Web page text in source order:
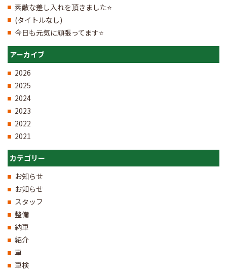
素敵な差し入れを頂きました⭐
(タイトルなし)
今日も元気に頑張ってます⭐
アーカイブ
2026
2025
2024
2023
2022
2021
カテゴリー
お知らせ
お知らせ
スタッフ
整備
納車
紹介
車
車検